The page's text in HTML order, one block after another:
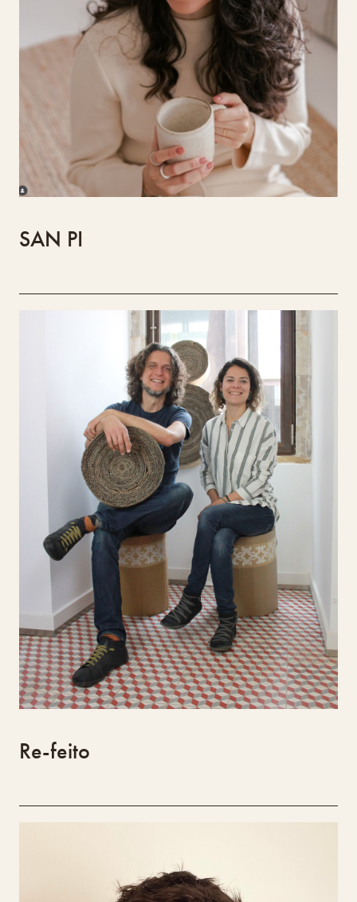
(2013), com formação complementar em Design
de Moda e de Luz. O seu projeto explora a
técnica da empreita em cerâmica, criando
peças utilitárias e decorativas como
saladeiras e candeeiros, em articulação com
as coleções SAN PI. Valoriza o uso de
matérias-primas portuguesas, de origem local,
e o saber-fazer artesanal, ampliando o
potencial expressivo da palma e abrindo novas
possibilidades de aplicação desta técnica.
SAN PI
Re-feito
Carla Martins e Gustavo Arguello
Gustavo Arguello, designer de produto e
estudante de arquitetura, e Carla Martins,
designer industrial especializada em design
gráfico e eco-design, lideram o Martins
Arguello Design Studio. Desenvolvem soluções
centradas na economia circular. O projeto Re-
feito propõe o redesign de objetos
descartados, transformando resíduos em peças
decorativas contemporâneas, personalizadas e
carregadas de história, promovendo a
reutilização criativa de materiais.
Re-feito